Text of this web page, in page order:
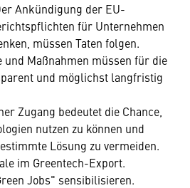
Ankündigung der EU-
für Unternehmen
müssen Taten folgen.
Maßnahmen müssen für die
und möglichst langfristig
Zugang bedeutet die Chance,
nutzen zu können und
Lösung zu vermeiden.
im Greentech-Export.
Jobs" sensibilisieren.